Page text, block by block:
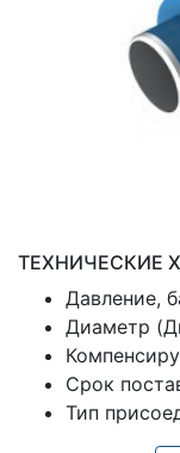
ТЕХНИЧЕСКИЕ
Давление,
Диаметр
Срок
Тип